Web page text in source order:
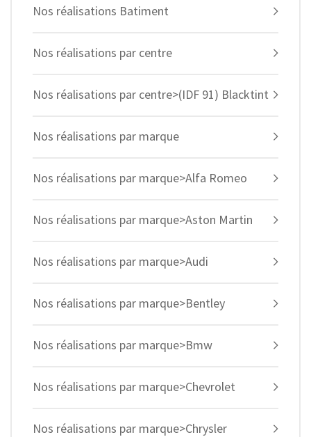
Nos réalisations Batiment
Nos réalisations par centre
Nos réalisations par centre>(IDF 91) Blacktint
Nos réalisations par marque
Nos réalisations par marque>Alfa Romeo
Nos réalisations par marque>Aston Martin
Nos réalisations par marque>Audi
Nos réalisations par marque>Bentley
Nos réalisations par marque>Bmw
Nos réalisations par marque>Chevrolet
Nos réalisations par marque>Chrysler